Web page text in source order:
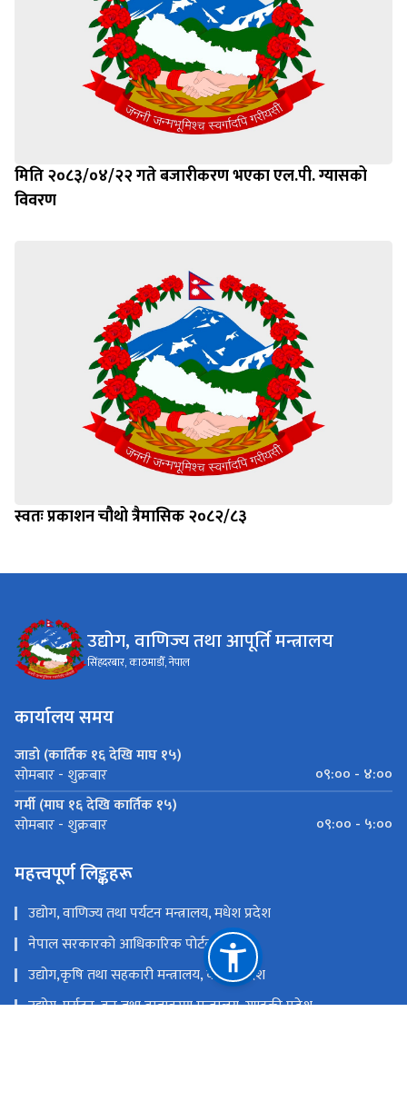
मिति २०८३/०४/२२ गते बजारीकरण भएका एल.पी. ग्यासको
विवरण
स्वतः प्रकाशन चौथो त्रैमासिक २०८२/८३
उद्योग, वाणिज्य तथा आपूर्ति मन्त्रालय
सिंहदरबार, काठमाडौँ, नेपाल
कार्यालय समय
जाडो (कार्तिक १६ देखि माघ १५)
सोमबार - शुक्रबार
०९:०० - ४:००
गर्मी (माघ १६ देखि कार्तिक १५)
सोमबार - शुक्रबार ०९:०० - ५:००
महत्त्वपूर्ण लिङ्कहरू
उद्योग, वाणिज्य तथा पर्यटन मन्त्रालय, मधेश प्रदेश
नेपाल सरकारको आधिकारिक पोर्टल
उद्योग,कृषि तथा सहकारी मन्त्रालय, कोशी प्रदेश
उद्योग, पर्यटन, वन तथा वातावरण मन्त्रालय, गण्डकी प्रदेश